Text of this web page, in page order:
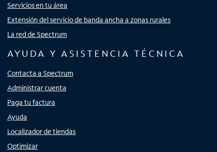
Servicios en tu área
Extensión del servicio de banda ancha a zonas rurales
La red de Spectrum
AYUDA Y ASISTENCIA TÉCNICA
Contacta a Spectrum
Administrar cuenta
Paga tu factura
Ayuda
Localizador de tiendas
Optimizar